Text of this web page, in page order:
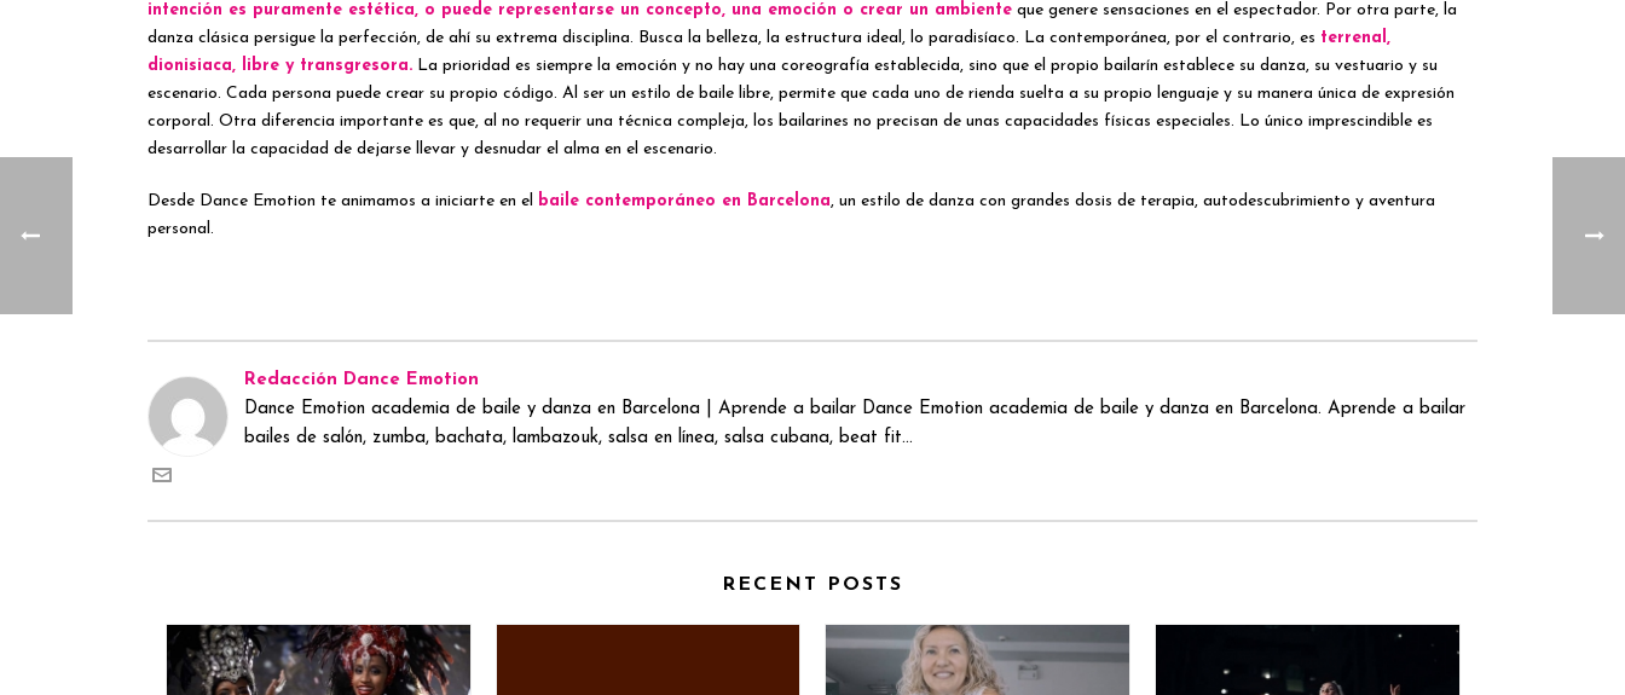
intención es puramente estética, o puede representarse un concepto, una emoción o crear un ambiente que genere sensaciones en el espectador. Por otra parte, la
danza clásica persigue la perfección, de ahí su extrema disciplina. Busca la belleza, la estructura ideal, lo paradisíaco. La contemporánea, por el contrario, es terrenal,
dionisiaca, libre y transgresora. La prioridad es siempre la emoción y no hay una coreografía establecida, sino que el propio bailarín establece su danza, su vestuario y su
escenario. Cada persona puede crear su propio código. Al ser un estilo de baile libre, permite que cada uno de rienda suelta a su propio lenguaje y su manera única de expresión
corporal. Otra diferencia importante es que, al no requerir una técnica compleja, los bailarines no precisan de unas capacidades físicas especiales. Lo único imprescindible es
desarrollar la capacidad de dejarse llevar y desnudar el alma en el escenario.
Desde Dance Emotion te animamos a iniciarte en el baile contemporáneo en Barcelona, un estilo de danza con grandes dosis de terapia, autodescubrimiento y aventura
personal.
Redacción Dance Emotion
Dance Emotion academia de baile y danza en Barcelona | Aprende a bailar Dance Emotion academia de baile y danza en Barcelona. Aprende a bailar
bailes de salón, zumba, bachata, lambazouk, salsa en línea, salsa cubana, beat fit...
RECENT POSTS